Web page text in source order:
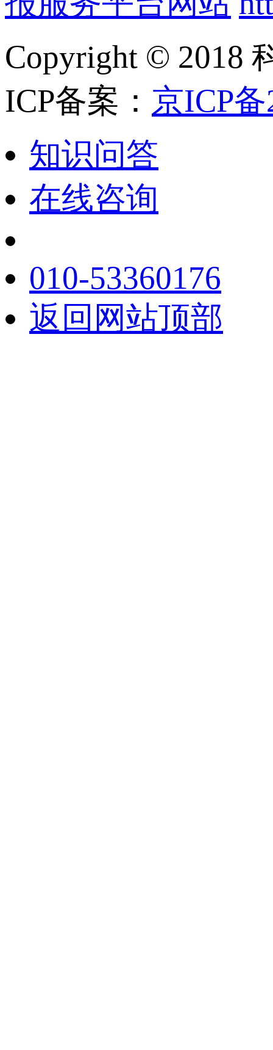
Copyright © 2018
ICP备案： 京ICP
知识问答
在线咨询
010-53360176
返回网站顶部